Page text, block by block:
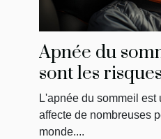
Apnée du
sont les
conducteurs?
L'apnée du sommeil
affecte de nombreuses
monde....